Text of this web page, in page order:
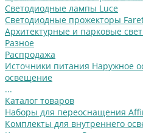
Светодиодные лампы Luce
Светодиодные прожекторы
Архитектурные и парковые
Разное
Распродажа
Источники питания Наружное
освещение
...
Каталог товаров
Наборы для переоснащения
Комплекты для внутреннего